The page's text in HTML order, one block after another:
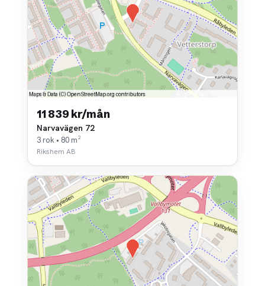
11 839 kr/mån
Narvavägen 72
3 rok • 80 m²
Rikshem AB